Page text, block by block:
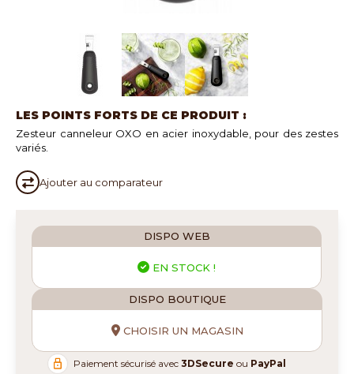
LES POINTS FORTS DE CE PRODUIT :
Zesteur canneleur OXO en acier inoxydable, pour des zestes
variés.
Ajouter au comparateur
DISPO WEB
EN STOCK !
DISPO BOUTIQUE
CHOISIR UN MAGASIN
Paiement sécurisé avec3DSecure ou PayPal